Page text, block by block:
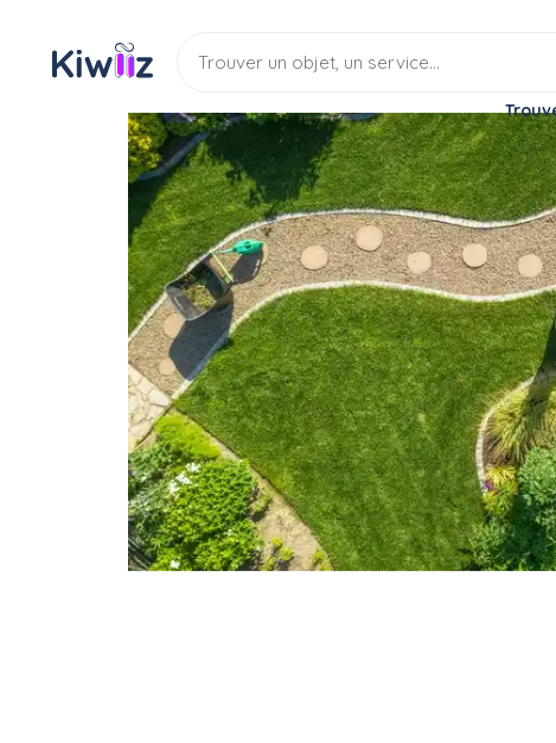
Service Jardinage Espace vert
Multiservices : entretien
Service Entretien espace vert